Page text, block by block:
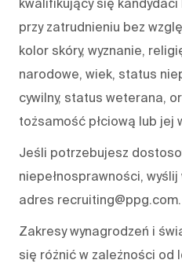
kwalifikujący się
przy zatrudnieniu bez
kolor skóry, wyznanie,
narodowe, wiek, status
cywilny, status weterana,
tożsamość płciową lub jej
Jeśli potrzebujesz
niepełnosprawności,
adres recruiting@ppg.com.
Zakresy wynagrodzeń i
się różnić w zależności od